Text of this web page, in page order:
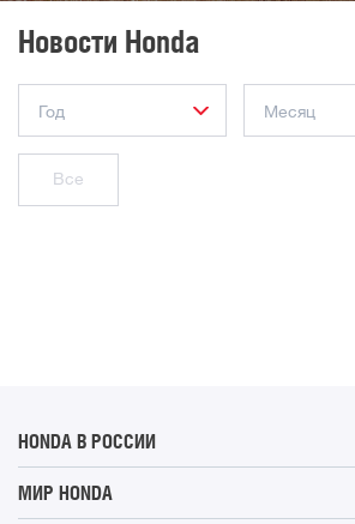
Новости Honda
Все
HONDA В РОССИИ
Мотоциклы
МИР HONDA